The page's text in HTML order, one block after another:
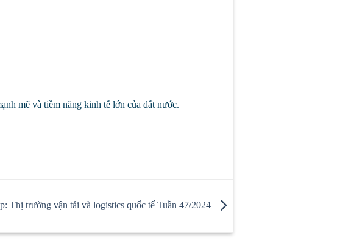
mẽ và tiềm năng kinh tế lớn của đất nước.
Thị trường vận tải và logistics quốc tế Tuần 47/2024